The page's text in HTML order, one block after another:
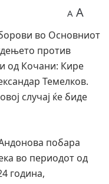
A A
во Основниот
против
од Кочани: Кире
Темелков.
случај ќе биде
побара
во периодот од
година,